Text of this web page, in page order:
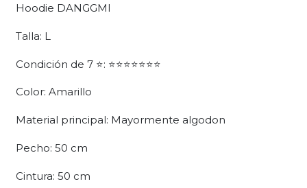
Hoodie DANGGMI
Talla: L
Condición de 7 ⭐: ⭐⭐⭐⭐⭐⭐⭐
Color: Amarillo
Material principal: Mayormente algodon
Pecho: 50 cm
Cintura: 50 cm